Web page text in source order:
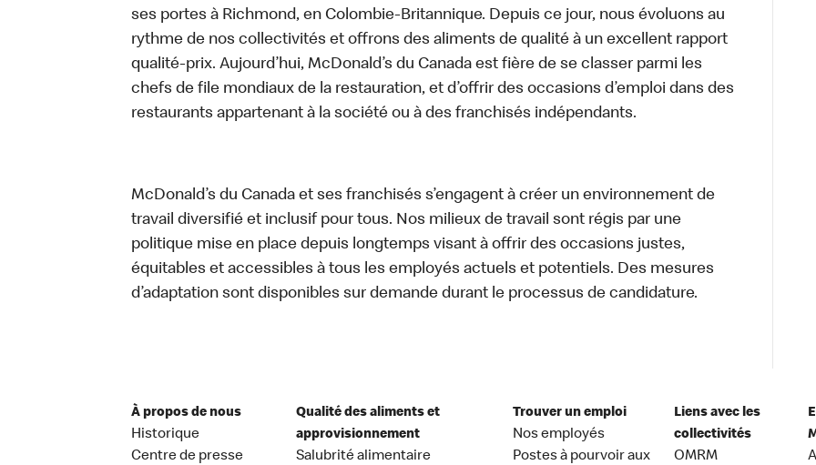
ses portes à Richmond, en Colombie-Britannique. Depuis ce jour, nous évoluons au
rythme de nos collectivités et offrons des aliments de qualité à un excellent rapport
qualité-prix. Aujourd’hui, McDonald’s du Canada est fière de se classer parmi les
chefs de file mondiaux de la restauration, et d’offrir des occasions d’emploi dans des
restaurants appartenant à la société ou à des franchisés indépendants.
McDonald’s du Canada et ses franchisés s’engagent à créer un environnement de
travail diversifié et inclusif pour tous. Nos milieux de travail sont régis par une
politique mise en place depuis longtemps visant à offrir des occasions justes,
équitables et accessibles à tous les employés actuels et potentiels. Des mesures
d’adaptation sont disponibles sur demande durant le processus de candidature.
À propos de nous
Historique
Centre de presse
Qualité des aliments et
approvisionnement
Salubrité alimentaire
Trouver un emploi
Nos employés
Postes à pourvoir aux
Liens avec les
collectivités
OMRM